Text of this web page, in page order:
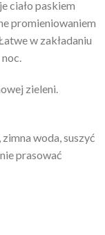
ciało paskiem
promieniowaniem
w zakładaniu
zieleni.
woda, suszyć
prasować